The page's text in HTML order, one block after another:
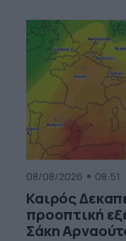
08/08/2026 08:51
Καιρός
προοπτική
Σάκη